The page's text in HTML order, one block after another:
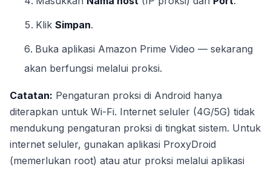
Klik Simpan.
Buka aplikasi Amazon Prime Video — sekarang
akan berfungsi melalui proksi.
Catatan: Pengaturan proksi di Android hanya
diterapkan untuk Wi-Fi. Internet seluler (4G/5G) tidak
mendukung pengaturan proksi di tingkat sistem. Untuk
internet seluler, gunakan aplikasi ProxyDroid
(memerlukan root) atau atur proksi melalui aplikasi